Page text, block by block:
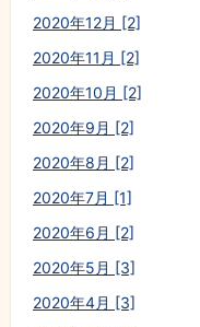
2020年12月 [2]
2020年11月 [2]
2020年10月 [2]
2020年9月 [2]
2020年8月 [2]
2020年7月 [1]
2020年6月 [2]
2020年5月 [3]
2020年4月 [3]